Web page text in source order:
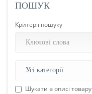
ПОШУК
Критерії пошуку
Шукати в описі товару